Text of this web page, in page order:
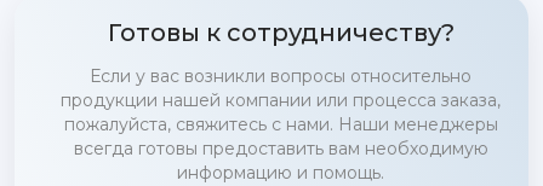
Готовы к сотрудничеству?
Если у вас возникли вопросы относительно
продукции нашей компании или процесса заказа,
пожалуйста, свяжитесь с нами. Наши менеджеры
всегда готовы предоставить вам необходимую
информацию и помощь.